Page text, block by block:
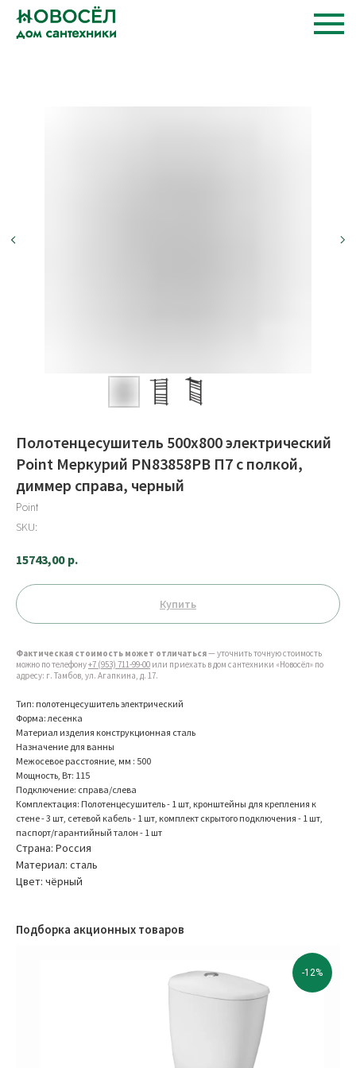
Полотенцесушитель 500x800 электрический
Point Меркурий PN83858PB П7 с полкой,
диммер справа, черный
Point
SKU:
15743,00 р.
Купить
Фактическая стоимость может отличаться— уточнить точную стоимость
можно по телефону+7 (953) 711-99-00 или приехать в дом сантехники «Новосёл» по
адресу: г. Тамбов, ул. Агапкина, д. 17.
Тип: полотенцесушитель электрический
Форма: лесенка
Материал изделия конструкционная сталь
Назначение для ванны
Межосевое расстояние, мм : 500
Мощность, Вт: 115
Подключение: справа/слева
Комплектация: Полотенцесушитель - 1 шт, кронштейны для крепления к
стене - 3 шт, сетевой кабель - 1 шт, комплект скрытого подключения - 1 шт,
паспорт/гарантийный талон - 1 шт
Страна: Россия
Материал: сталь
Цвет: чёрный
Подборка акционных товаров
-12%